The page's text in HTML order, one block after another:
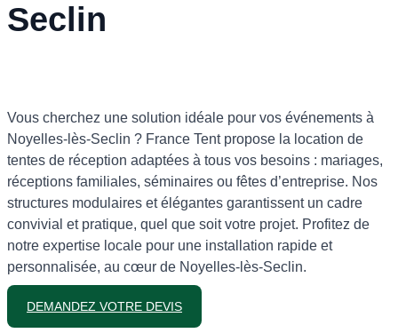
Seclin
Vous cherchez une solution idéale pour vos événements à
Noyelles-lès-Seclin ? France Tent propose la location de
tentes de réception adaptées à tous vos besoins : mariages,
réceptions familiales, séminaires ou fêtes d’entreprise. Nos
structures modulaires et élégantes garantissent un cadre
convivial et pratique, quel que soit votre projet. Profitez de
notre expertise locale pour une installation rapide et
personnalisée, au cœur de Noyelles-lès-Seclin.
DEMANDEZ VOTRE DEVIS